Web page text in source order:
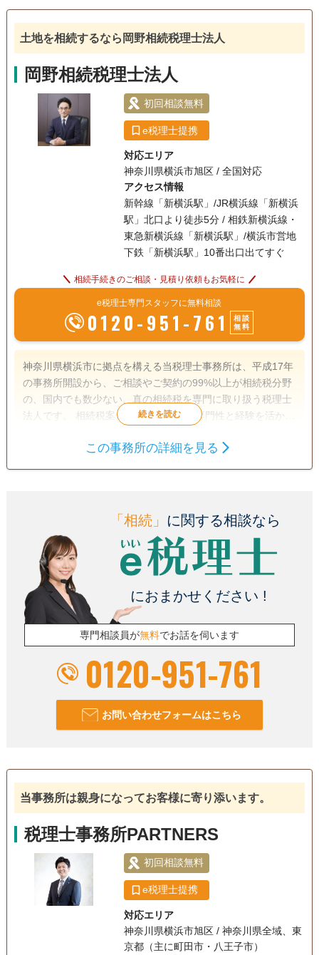
相続税対策 相続人調査
土地を相続するなら岡野相続税理士法人
岡野相続税理士法人
初回相談無料
e税理士提携
対応エリア
神奈川県横浜市旭区 / 全国対応
アクセス情報
新幹線「新横浜駅」/JR横浜線「新横浜
駅」北口より徒歩5分 / 相鉄新横浜線・
東急新横浜線「新横浜駅」/横浜市営地
下鉄「新横浜駅」10番出口出てすぐ
相続手続きのご相談・見積り依頼もお気軽に
e税理士専門スタッフに無料相談
0120-951-761
相談
無料
神奈川県横浜市に拠点を構える当税理士事務所は、平成17年
の事務所開設から、ご相談やご契約の99%以上が相続税分野
の、国内でも数少ない、真の相続税を専門に取り扱う税理士
法人です。 相続税案件であれば、その専門性と経験を活かし
す。 正確な土地評価と税務署との交渉力を強みに、1,877件
生前贈与
女性スタッフ対応可 土日相談可
初回相談無料 18時以降相談可 オンライン面談可
事務所面談可
この事務所の詳細を見る
「相続」 に関する相談なら
におまかせください !
専門相談員が無料でお話を伺います
0120-951-761
お問い合わせフォームはこちら
当事務所は親身になってお客様に寄り添います。
税理士事務所PARTNERS
初回相談無料
e税理士提携
対応エリア
神奈川県横浜市旭区 / 神奈川県全域、東
京都（主に町田市・八王子市）